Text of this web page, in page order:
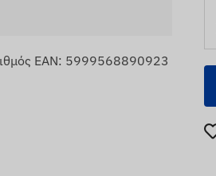
EAN: 5999568890923